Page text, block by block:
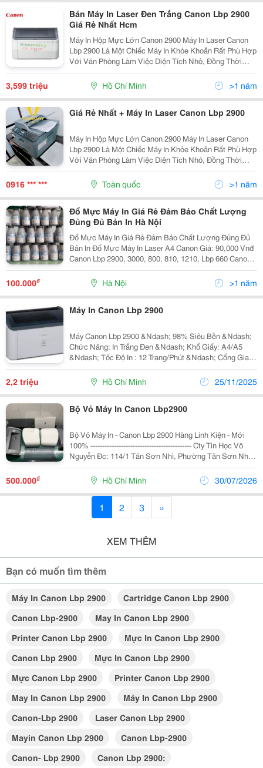
Bán Máy In Laser Đen Trắng Canon Lbp 2900
Giá Rẻ Nhất Hcm
Máy In Hộp Mực Lớn Canon 2900 Máy In Laser Canon
Lbp 2900 Là Một Chiếc Máy In Khỏe Khoắn Rất Phù Hợp
Với Văn Phòng Làm Việc Diện Tích Nhỏ, Đồng Thời
Được Trang Bị Tất Cả Những Tính Năng Ưu Việt Nhất,
Máy In Canon Lbp 2900 Có Thể Đem Đến Cho Bạn
3,599 triệu Hồ Chí Minh >1 năm
Giá Rẻ Nhất + Máy In Laser Canon Lbp 2900
Máy In Hộp Mực Lớn Canon 2900 Máy In Laser Canon
Lbp 2900 Là Một Chiếc Máy In Khỏe Khoắn Rất Phù Hợp
Với Văn Phòng Làm Việc Diện Tích Nhỏ, Đồng Thời
Được Trang Bị Tất Cả Những Tính Năng Ưu Việt Nhất,
Máy In Canon Lbp 2900 Có Thể Đem Đến Cho Bạn
0916 *** *** Toàn quốc >1 năm
Đổ Mực Máy In Giá Rẻ Đảm Bảo Chất Lượng
Đủng Đủ Bản In Hà Nội
Đổ Mực Máy In Giá Rẻ Đảm Bảo Chất Lượng Đủng Đủ
Bản In Đổ Mực Máy In Laser A4 Canon Giá: 90,000 Vnđ
Canon Lbp 2900, 3000, 800, 810, 1210, Lbp 660 Canon
5650, 5750, 5770, Lbp - 3300, 3360 &Hellip; Đổ Mực
Máy In Laser Hp Giá: 90,000 Vnđ
100.000₫ Hà Nội >1 năm
Máy In Canon Lbp 2900
Máy Canon Lbp 2900 &Ndash; 98% Siêu Bền &Ndash;
Chức Năng: In Trắng Đen &Ndash; Khổ Giấy: A4/A5
&Ndash; Tốc Độ In : 12 Trang/Phút &Ndash; Cổng Giao
Tiếp: Usb &Ndash; Nguồn : 220V ( Máy + Mực + Cáp
Usb + Dây Nguồn ) Bh : 03 Tháng
&Mdash;&Mdash;&Mdash;...
2,2 triệu Hồ Chí Minh 25/11/2025
Bộ Vỏ Máy In Canon Lbp2900
Bộ Vỏ Máy In - Canon Lbp 2900 Hàng Linh Kiện - Mới
100% ------------------------------------------- Cty Tin Học Võ
Nguyễn Đc: 114/1 Tân Sơn Nhì, Phường Tân Sơn Nhì,
Tp.hồ Chí Minh Zalo : 0918.319.582 - A.bằng
500.000₫ Hồ Chí Minh 30/07/2026
1 2 3 »
XEM THÊM
Bạn có muốn tìm thêm
Máy In Canon Lbp 2900
Cartridge Canon Lbp 2900
Canon Lbp-2900
May In Canon Lbp 2900
Printer Canon Lbp 2900
Mực In Canon Lbp 2900
Canon Lbp 2900
Mực In Canon Lbp 2900
Mực Canon Lbp 2900
Printer Canon Lbp 2900
May In Canon Lbp 2900
Máy In Canon Lbp 2900
Canon-Lbp 2900
Laser Canon Lbp 2900
Mayin Canon Lbp 2900
Canon Lbp-2900
Canon- Lbp 2900
Canon Lbp 2900: